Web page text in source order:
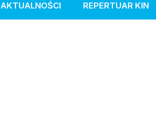
AKTUALNOŚCI REPERTUAR KIN